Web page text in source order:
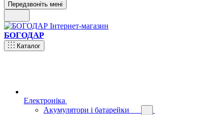
Передзвоніть мені
БОГОДАР
Каталог
Електроніка
Акумулятори і батарейки